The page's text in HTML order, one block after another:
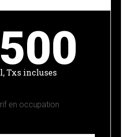
Txs incluses
en occupation